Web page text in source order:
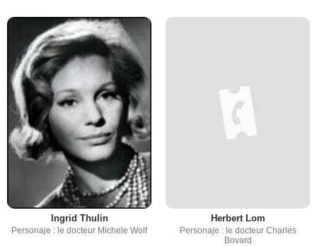
Ingrid Thulin
Personaje : le docteur Michele Wolf
Herbert Lom
Personaje : le docteur Charles
Bovard